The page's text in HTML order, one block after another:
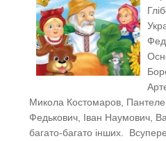
Микола Костомаров,
Федькович, Іван Наумович,
багато-багато інших.